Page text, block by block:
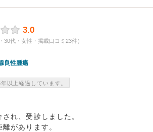
3.0
30代・女性・掲載口コミ23件）
良性腫瘍
以上経過しています。
れ、受診しました。
があります。